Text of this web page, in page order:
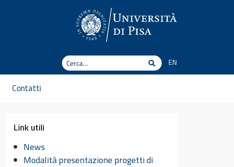
Cerca
CercaEN
Contatti
Link utili
News
Modalità presentazione progetti di